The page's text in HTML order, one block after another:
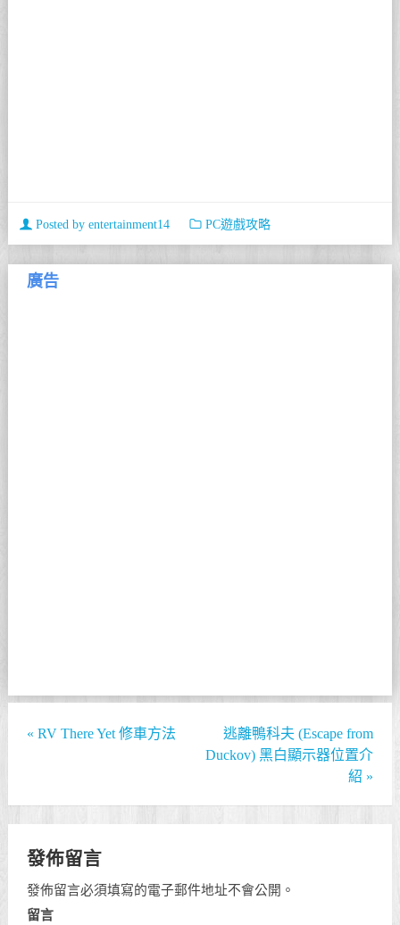
Posted by entertainment14 PC遊戲攻略
廣告
« RV There Yet 修車方法
逃離鴨科夫 (Escape from
Duckov) 黑白顯示器位置介
紹 »
發佈留言
發佈留言必須填寫的電子郵件地址不會公開。
留言